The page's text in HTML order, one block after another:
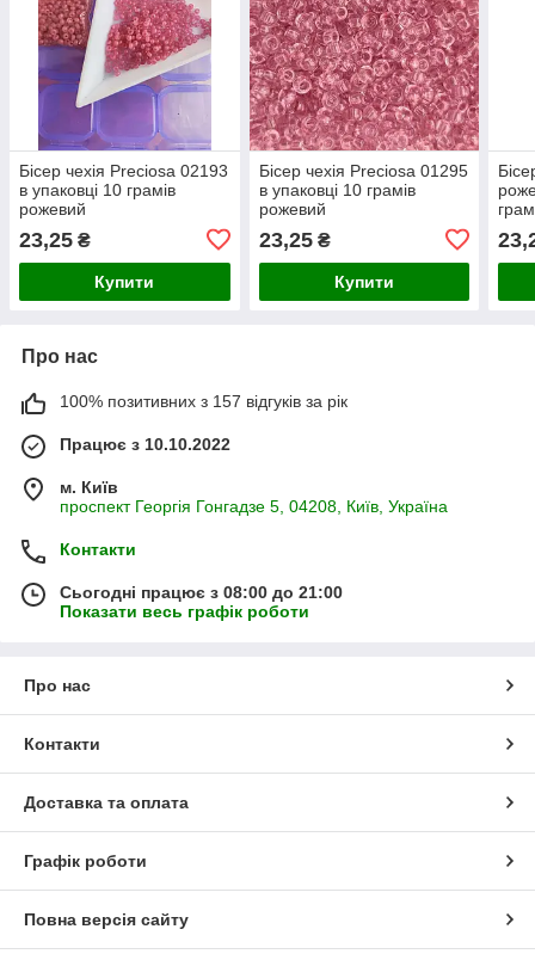
Бісер чехія Preciosa 02193
в упаковці 10 грамів
рожевий
23,25 ₴
Купити
Бісер чехія Preciosa 01295
в упаковці 10 грамів
рожевий
23,25₴
Купити
Про нас
100% позитивних з 157 відгуків за рік
Працює з 10.10.2022
м. Київ
проспект Георгія Гонгадзе 5, 04208, Київ, Україна
Контакти
Сьогодні працює з 08:00 до 21:00
Показати весь графік роботи
Про нас
Контакти
Доставка та оплата
Графік роботи
Повна версія сайту